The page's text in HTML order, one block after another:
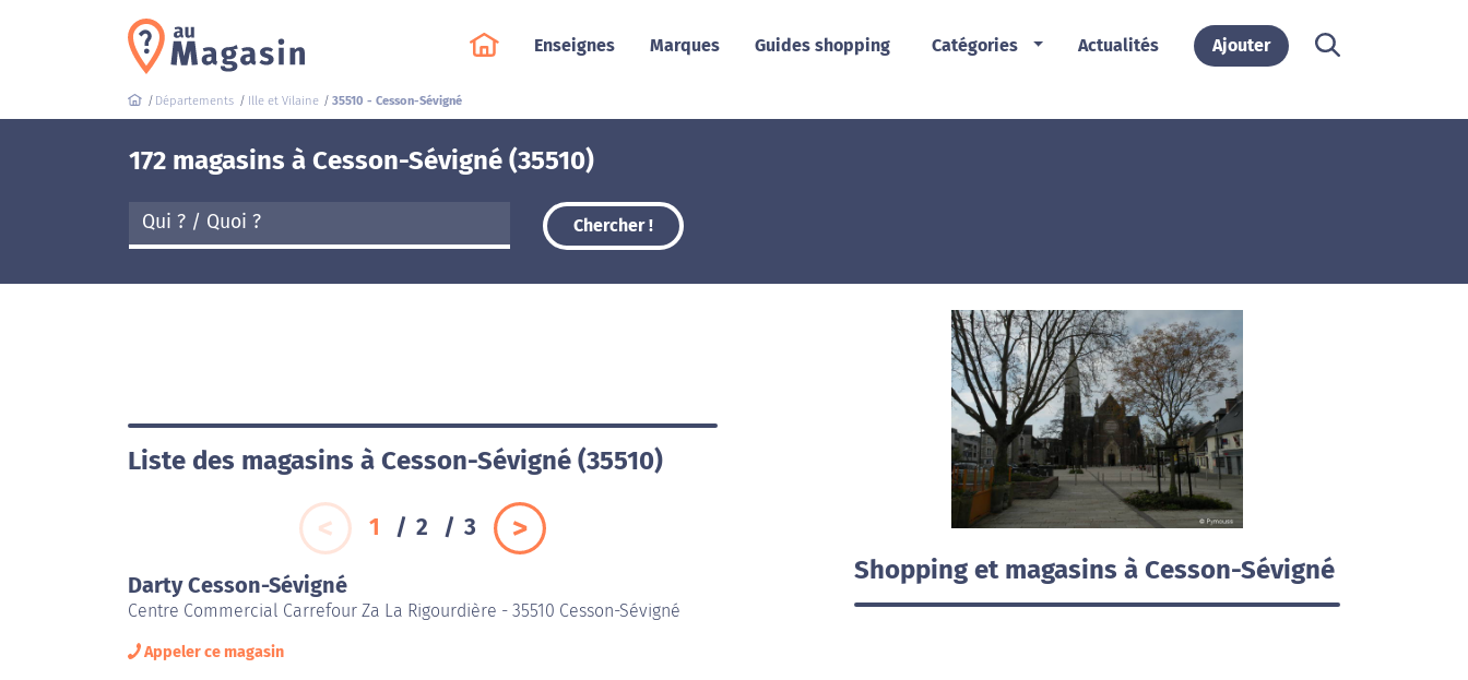
Enseignes Marques Guides shopping Catégories Actualités Ajouter
Départements Ille et Vilaine 35510 - Cesson-Sévigné
172 magasins à Cesson-Sévigné (35510)
Chercher !
Liste des magasins à Cesson-Sévigné (35510)
1 2 3
Darty Cesson-Sévigné
Centre Commercial Carrefour Za La Rigourdière - 35510 Cesson-Sévigné
Appeler ce magasin
Shopping et magasins à Cesson-Sévigné